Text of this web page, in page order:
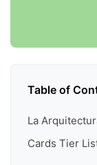
Table of
La
Cards Tier